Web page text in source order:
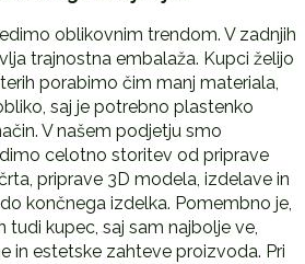
oblikovnim trendom. V zadnjih
trajnostna embalaža. Kupci želijo
porabimo čim manj materiala,
saj je potrebno plastenko
V našem podjetju smo
celotno storitev od priprave
priprave 3D modela, izdelave in
končnega izdelka. Pomembno je,
tudi kupec, saj sam najbolje ve,
in estetske zahteve proizvoda. Pri